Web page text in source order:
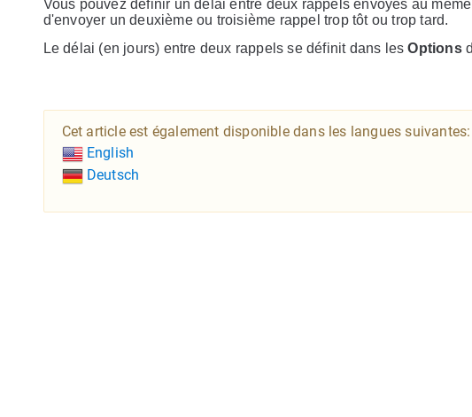
Vous pouvez définir un délai entre deux rappels envoyés au
d'envoyer un deuxième ou troisième rappel trop tôt ou trop tard.
Le délai (en jours) entre deux rappels se définit dans lesOptions
Cet article est également disponible dans les langues suivantes:
English
Deutsch